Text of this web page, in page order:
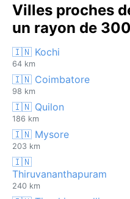
Villes proches
un rayon de
🇮🇳 Kochi
64 km
🇮🇳 Coimbatore
98 km
🇮🇳 Quilon
186 km
🇮🇳 Mysore
203 km
🇮🇳
Thiruvananthapuram
240 km